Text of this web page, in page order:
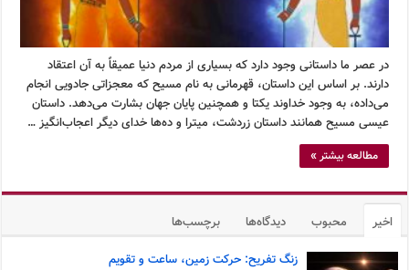
در عصر ما داستانی وجود دارد که بسیاری از مردم دنیا عمیقاً به آن اعتقاد
دارند. بر اساس این داستان، قهرمانی به نام مسیح که معجزاتی جادویی انجام
می‌داده، به وجود خداوند یکتا و همچنین پایان جهان بشارت می‌دهد. داستان
عیسی مسیح همانند داستان زردشت، میترا و ده‌ها خدای دیگر اعجاب‌انگیز …
مطالعه بیشتر »
اخیر محبوب دیدگاه‌ها برچسب‌ها
زنگ تفریح: حرکت زمین، ساعت و تقویم